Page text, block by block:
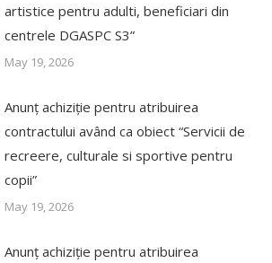
artistice pentru adulti, beneficiari din
centrele DGASPC S3”
May 19, 2026
Anunț achiziție pentru atribuirea
contractului având ca obiect “Servicii de
recreere, culturale si sportive pentru
copii”
May 19, 2026
Anunț achiziție pentru atribuirea